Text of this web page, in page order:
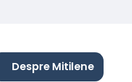
Despre Mitilene